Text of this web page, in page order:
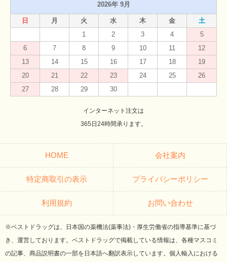
2026年 9月
日 月 火 水 木 金
土
1
2 3 4
5
6
7 8 9 10 11
12
13
14 15 16 17 18
19
20
21 22 23 24 25
26
27
28 29 30
インターネット注文は
365日24時間承ります。
HOME 会社案内
特定商取引の表示 プライバシーポリシー
利用規約 お問い合わせ
※ベストドラッグは、日本国の薬機法(薬事法)・厚生労働省の指導基準に基づ
き、運営しております。ベストドラッグで掲載している情報は、各種マスコミ
の記事、商品説明書の一部を日本語へ翻訳表示しています。個人輸入における